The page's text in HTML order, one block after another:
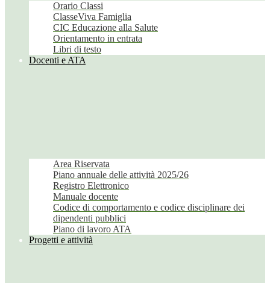
Orario Classi
ClasseViva Famiglia
CIC Educazione alla Salute
Orientamento in entrata
Libri di testo
Docenti e ATA
Area Riservata
Piano annuale delle attività 2025/26
Registro Elettronico
Manuale docente
Codice di comportamento e codice disciplinare dei
dipendenti pubblici
Piano di lavoro ATA
Progetti e attività